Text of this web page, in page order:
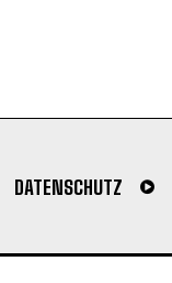
DATENSCHUTZ